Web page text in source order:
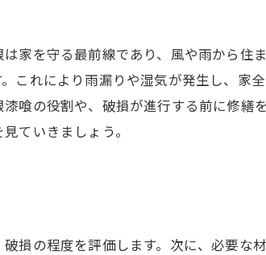
家を守る最前線であり、風や雨から住
これにより雨漏りや湿気が発生し、家
喰の役割や、破損が進行する前に修繕
ていきましょう。
損の程度を評価します。次に、必要な